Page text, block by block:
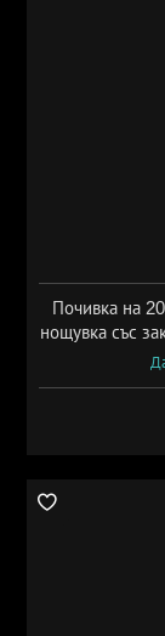
Почивка на
нощувка със